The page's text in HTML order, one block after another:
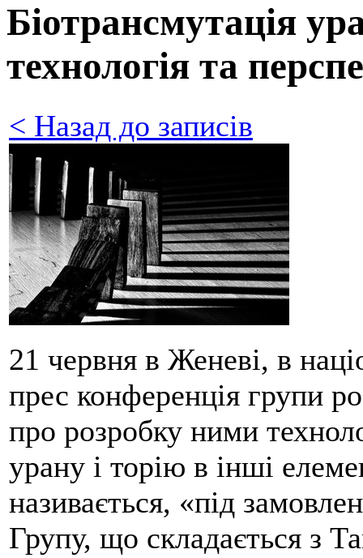
Біотрансмутація
технологія та
< Назад до записів
21 червня в Женеві, в
прес конференція групи
про розробку ними
урану і торію в інші
називається, «під
Групу, що складається з